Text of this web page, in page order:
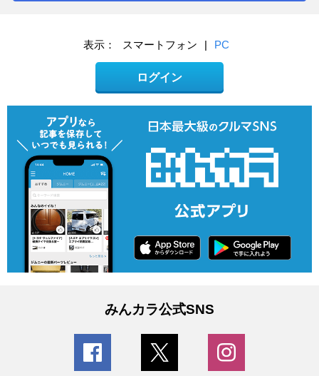
表示： スマートフォン | PC
ログイン
みんカラ公式SNS